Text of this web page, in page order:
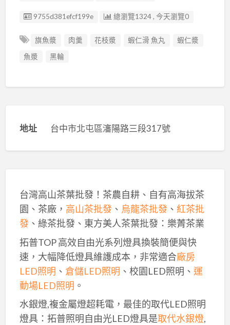
廣告编號
9755d381efcf199e 總瀏覽1324 , 今天瀏覽0
旗魚漿 肉羹 花枝漿 蝦仁滑 魚丸
蝦仁漿
魚漿
黑輪
地址 台中市北屯區瀋陽路三段317號
台灣高山茶葉批發！茶農自耕、自有高海拔茶
園、茶廠， 高山茶批發、 烏龍茶批發、 紅茶批
發、綠茶批發、東方美人茶葉批發：樂菁茶業
拓普TOP 高效自由光系列燈具換裝簡便與快
速，大幅降低燈具維護成本，非常適合廠房
LED照明 、 倉儲LED照明 、校園LED照明、 運
動場LED照明 。
水銀燈,複金屬燈超耗電，最佳的取代LED照明
燈具：拓普照明自由光LED燈具是取代水銀燈,